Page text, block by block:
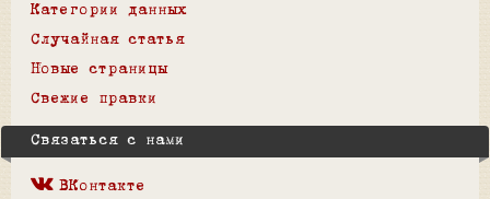
Категории данных
Случайная статья
Новые страницы
Свежие правки
Связаться с нами
ВКонтакте